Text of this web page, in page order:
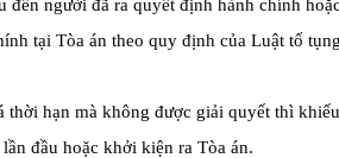
người đã ra quyết định hành chính hoặc
tại Tòa án theo quy định của Luật tố tụng
hạn mà không được giải quyết thì khiếu
đầu hoặc khởi kiện ra Tòa án.